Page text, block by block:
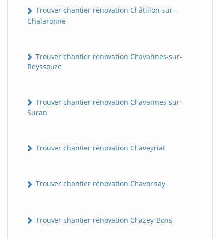
Trouver chantier rénovation Châtillon-sur-
Chalaronne
Trouver chantier rénovation Chavannes-sur-
Reyssouze
Trouver chantier rénovation Chavannes-sur-
Suran
Trouver chantier rénovation Chaveyriat
Trouver chantier rénovation Chavornay
Trouver chantier rénovation Chazey-Bons